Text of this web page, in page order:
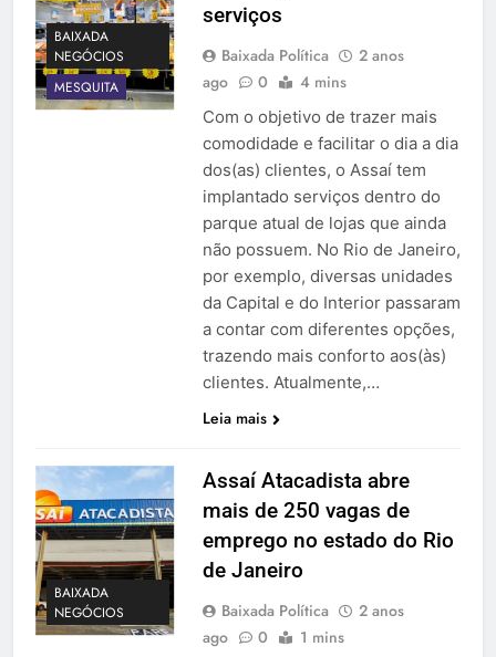
BAIXADA
NEGÓCIOS
MESQUITA
serviços
Baixada Política
2 anos
ago
0 4 mins
Com o objetivo de trazer mais
comodidade e facilitar o dia a dia
dos(as) clientes, o Assaí tem
implantado serviços dentro do
parque atual de lojas que ainda
não possuem. No Rio de Janeiro,
por exemplo, diversas unidades
da Capital e do Interior passaram
a contar com diferentes opções,
trazendo mais conforto aos(às)
clientes. Atualmente,…
Leia mais
BAIXADA
NEGÓCIOS
Assaí Atacadista abre
mais de 250 vagas de
emprego no estado do Rio
de Janeiro
Baixada Política
2 anos
ago
0 1 mins